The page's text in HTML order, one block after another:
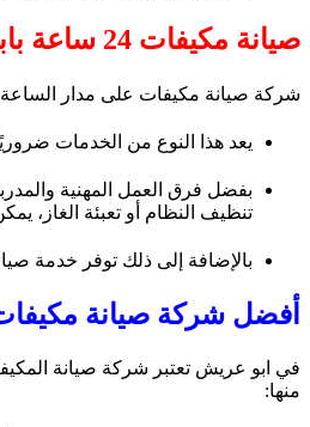
صيانة مكيفات 24 ساعة بابو عريش
شركة صيانة مكيفات على مدار
يعد هذا النوع من الخدمات
بفضل فرق العمل المهنية
تنظيف النظام أو تعبئة الغاز،
بالإضافة إلى ذلك توفر خدمة
أفضل شركة صيانة
في ابو عريش تعتبر شركة صيانة
منها: